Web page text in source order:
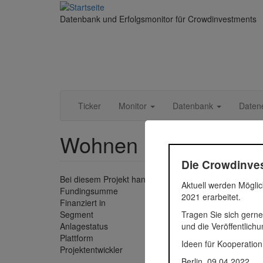
Datenbank und Erfolgsmonitor für Crowdinvestments
Ticker Monitor Datenbank
Wohnen in erster
Bei diesem Projekt handelt es sich um den Neubau
Fundingsumme
Finanziert in
2024
Segment
Anlagestatus
Aktiv
Plattform
Projektentwickler
Die
Aktuell werden
2021 erarbeitet.
Tragen Sie sich
und die
Ideen für